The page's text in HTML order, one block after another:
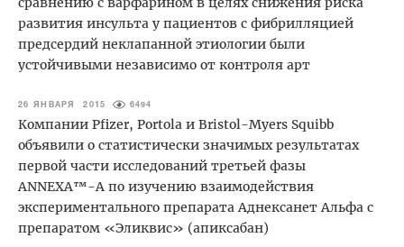
развития инсульта у пациентов с фибрилляцией
предсердий неклапанной этиологии были
устойчивыми независимо от контроля арт
26 ЯНВАРЯ 2015 6494
Компании Pfizer, Portola и Bristol-Myers Squibb
объявили о статистически значимых результатах
первой части исследований третьей фазы
ANNEXA™-A по изучению взаимодействия
экспериментального препарата Аднексанет Альфа с
препаратом «Эликвис» (апиксабан)